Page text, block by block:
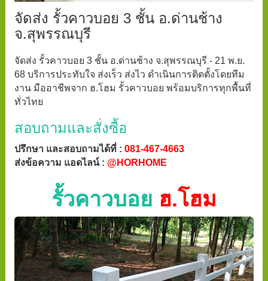
จัดส่ง รั้วคาวบอย 3 ชั้น อ.ด่านช้าง
จ.สุพรรณบุรี
จัดส่ง รั้วคาวบอย 3 ชั้น อ.ด่านช้าง จ.สุพรรณบุรี - 21 พ.ย.
68 บริการประทับใจ ส่งเร็ว ส่งไว ดำเนินการติดตั้งโดยทีม
งาน มืออาชีพจาก ฮ.โฮม รั้วคาวบอย พร้อมบริการทุกพื้นที่
ทั่วไทย
สอบถามและสั่งซื้อ
ปรึกษา และสอบถามได้ที่ : 081-467-4663
ส่งข้อความ แอดไลน์ : @HORHOME
รั้วคาวบอย ฮ.โฮม